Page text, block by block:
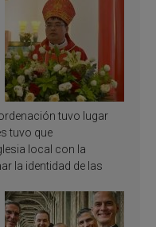
tuvo lugar
tuvo que
local con la
la identidad de las